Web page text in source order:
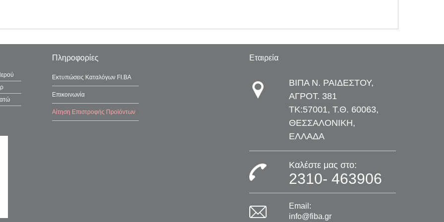
Πληροφορίες
Εκτυπώσεις Καταλόγων FI.BA
Επικοινωνία
Αίτηση Επιστροφής Προϊόντων
Εταιρεία
ΒΙΠΑ Ν. ΡΑΙΔΕΣΤΟΥ,
ΑΓΡΟΤ. 381
TK:57001, Τ.Θ. 60063,
ΘΕΣΣΑΛΟΝΙΚΗ,
ΕΛΛΑΔΑ
Καλέστε μας στο:
2310- 463906
Email:
info@fiba.gr